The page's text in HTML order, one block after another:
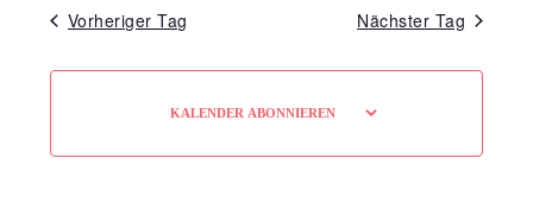
Vorheriger Tag Nächster Tag
KALENDER ABONNIEREN